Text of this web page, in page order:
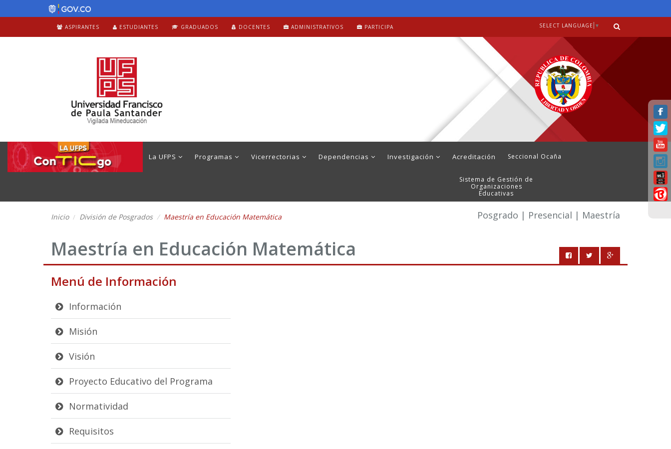
ASPIRANTES ESTUDIANTES GRADUADOS DOCENTES ADMINISTRATIVOS PARTICIPA SELECT LANGUAGE ▼
La UFPS Programas Vicerrectorias Dependencias Investigación Acreditación Seccional Ocaña
Sistema de Gestión de
Organizaciones
Educativas
Inicio División de Posgrados Maestría en Educación Matemática Posgrado | Presencial | Maestría
Maestría en Educación Matemática
Menú de Información
Información
Misión
Visión
Proyecto Educativo del Programa
Normatividad
Requisitos